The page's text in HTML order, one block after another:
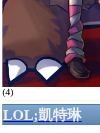
(4)
LOL;凱特琳